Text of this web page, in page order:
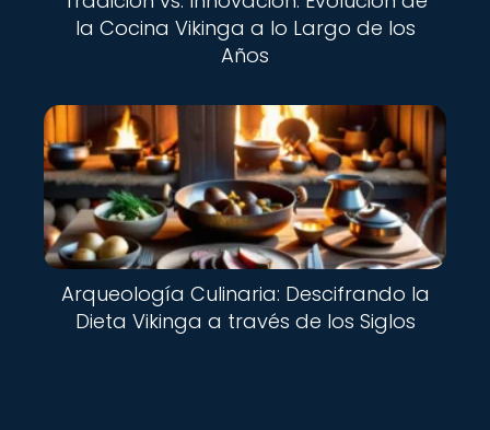
la Cocina Vikinga a lo Largo de los
Años
Arqueología Culinaria: Descifrando la
Dieta Vikinga a través de los Siglos